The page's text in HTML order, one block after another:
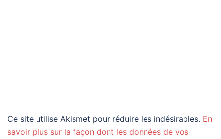
Ce site utilise Akismet pour réduire les indésirables. En
savoir plus sur la façon dont les données de vos